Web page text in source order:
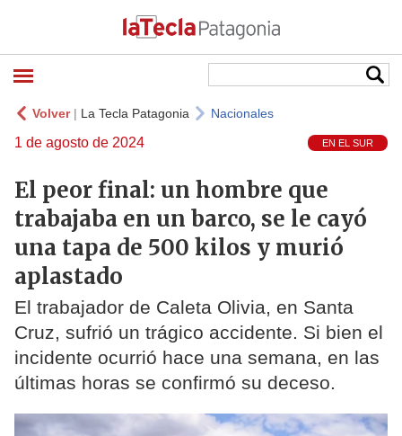
Volver| La Tecla Patagonia Nacionales
1 de agosto de 2024 EN EL SUR
El peor final: un hombre que
trabajaba en un barco, se le cayó
una tapa de 500 kilos y murió
aplastado
El trabajador de Caleta Olivia, en Santa
Cruz, sufrió un trágico accidente. Si bien el
incidente ocurrió hace una semana, en las
últimas horas se confirmó su deceso.